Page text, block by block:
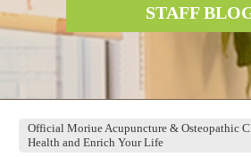
STAFF
Official Moriue Acupuncture & Osteopathic
Health and Enrich Your Life